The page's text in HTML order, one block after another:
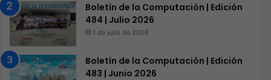
Boletín de la Computación | Edición
484 | Julio 2026
1 de julio de 2026
Boletín de la Computación | Edición
483 | Junio 2026